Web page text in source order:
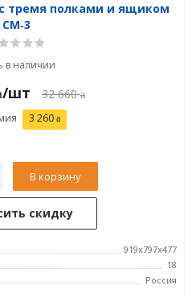
тремя полками и ящиком
СМ‑3
в наличии
/шт 32 660
3 260
В корзину
скидку
919х797х477
18
Россия